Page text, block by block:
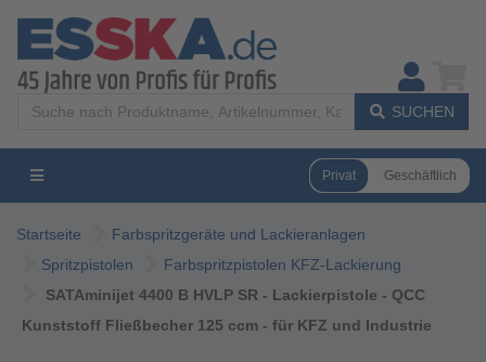
SUCHEN
Privat Geschäftlich
Startseite
Farbspritzgeräte und Lackieranlagen
Spritzpistolen
Farbspritzpistolen KFZ-Lackierung
SATAminijet 4400 B HVLP SR - Lackierpistole - QCC
Kunststoff Fließbecher 125 ccm - für KFZ und Industrie